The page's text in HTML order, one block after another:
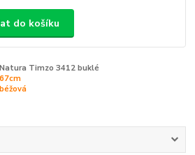
do košíku
Natura Timzo 3412 buklé
67cm
béžová